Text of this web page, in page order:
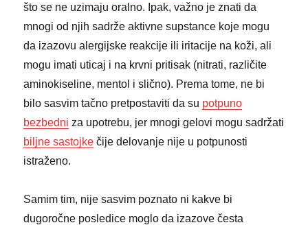
što se ne uzimaju oralno. Ipak, važno je znati da
mnogi od njih sadrže aktivne supstance koje mogu
da izazovu alergijske reakcije ili iritacije na koži, ali
mogu imati uticaj i na krvni pritisak (nitrati, različite
aminokiseline, mentol i slično). Prema tome, ne bi
bilo sasvim tačno pretpostaviti da su potpuno
bezbedni za upotrebu, jer mnogi gelovi mogu sadržati
biljne sastojke čije delovanje nije u potpunosti
istraženo.
Samim tim, nije sasvim poznato ni kakve bi
dugoročne posledice moglo da izazove česta